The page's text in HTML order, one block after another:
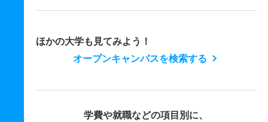
ほかの大学も見てみよう！
オープンキャンパスを検索する
学費や就職などの項目別に、